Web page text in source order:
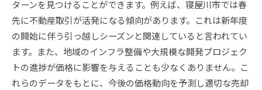
ターンを見つけることができます。例えば、寝屋川市では春
先に不動産取引が活発になる傾向があります。これは新年度
の開始に伴う引っ越しシーズンと関連していると言われてい
ます。また、地域のインフラ整備や大規模な開発プロジェク
トの進捗が価格に影響を与えることも少なくありません。こ
れらのデータをもとに、今後の価格動向を予測し適切な売却